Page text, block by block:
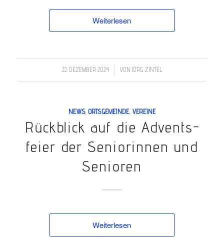
Weiterlesen
22. DEZEMBER 2024
/ VON JÖRG ZINTEL
NEWS, ORTSGEMEINDE, VEREINE
Rück­­blick auf die Ad­vents­­
feier der Sen­­ior­­innen und
Sen­­ioren
Weiterlesen